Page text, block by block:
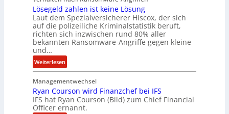
t
e
n
z
s
a
m
e
n
Lösegeld zahlen ist keine Lösung
Laut dem Spezialversicherer Hiscox, der sich
auf die polizeiliche Kriminalstatistik beruft,
richten sich inzwischen rund 80% aller
bekannten Ransomware-Angriffe gegen kleine
und…
Weiterlesen:
L
ö
s
e
g
Managementwechsel
Ryan Courson wird Finanzchef bei IFS
IFS hat Ryan Courson (Bild) zum Chief Financial
Officer ernannt.